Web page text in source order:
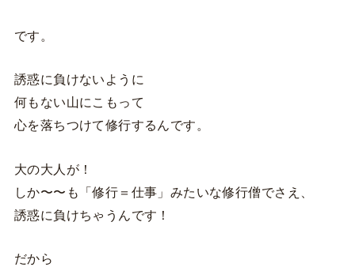
です。
誘惑に負けないように
何もない山にこもって
心を落ちつけて修行するんです。
大の大人が！
しか〜〜も「修行＝仕事」みたいな修行僧でさえ、
誘惑に負けちゃうんです！
だから